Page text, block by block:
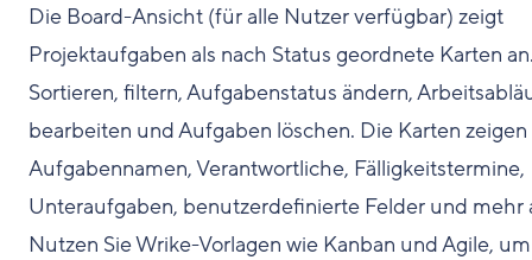
Die Board-Ansicht (für alle Nutzer verfügbar) zeigt
Projektaufgaben als nach Status geordnete Karten
Sortieren, filtern, Aufgabenstatus ändern,
bearbeiten und Aufgaben löschen. Die Karten zeigen
Aufgabennamen, Verantwortliche, Fälligkeitstermine,
Unteraufgaben, benutzerdefinierte Felder und mehr
Nutzen Sie Wrike-Vorlagen wie Kanban und Agile,